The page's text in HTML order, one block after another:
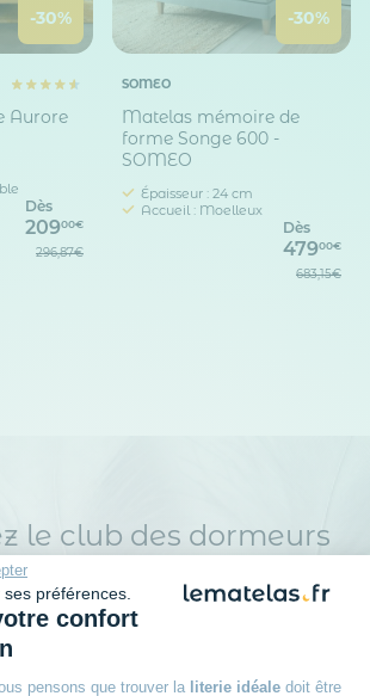
préférences.
confort
pensons que trouver la literie idéale doit être
-30%
Aurore
Dès
20900€
296,87€
-30%
SOMEO
Matelas mémoire de
forme Songe 600 -
SOMEO
Épaisseur : 24 cm
Accueil : Moelleux
Dès
47900€
683,15€
le club des dormeurs
à notre newsletteret recevez des
nos nouveautés en avant-première, nos
Tout ce qu’il faut pour bien choisir et